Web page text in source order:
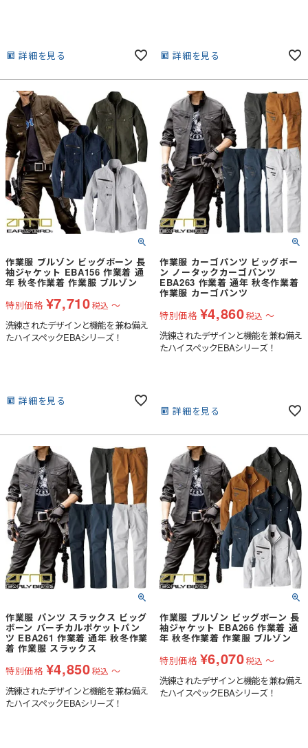
詳細を見る 詳細を見る
作業服 ブルゾン ビッグボーン 長
袖ジャケット EBA156 作業着 通
年 秋冬作業着 作業服 ブルゾン
特別価格 ¥7,710税込 〜
洗練されたデザインと機能を兼ね備え
たハイスペックEBAシリーズ！
詳細を見る
作業服 カーゴパンツ ビッグボー
ン ノータックカーゴパンツ
EBA263 作業着 通年 秋冬作業着
作業服 カーゴパンツ
特別価格 ¥4,860税込 〜
洗練されたデザインと機能を兼ね備え
たハイスペックEBAシリーズ！
詳細を見る
作業服 パンツ スラックス ビッグ
ボーン バーチカルポケットパン
ツ EBA261 作業着 通年 秋冬作業
着 作業服 スラックス
特別価格 ¥4,850税込 〜
洗練されたデザインと機能を兼ね備え
たハイスペックEBAシリーズ！
作業服 ブルゾン ビッグボーン 長
袖ジャケット EBA266 作業着 通
年 秋冬作業着 作業服 ブルゾン
特別価格 ¥6,070税込 〜
洗練されたデザインと機能を兼ね備え
たハイスペックEBAシリーズ！